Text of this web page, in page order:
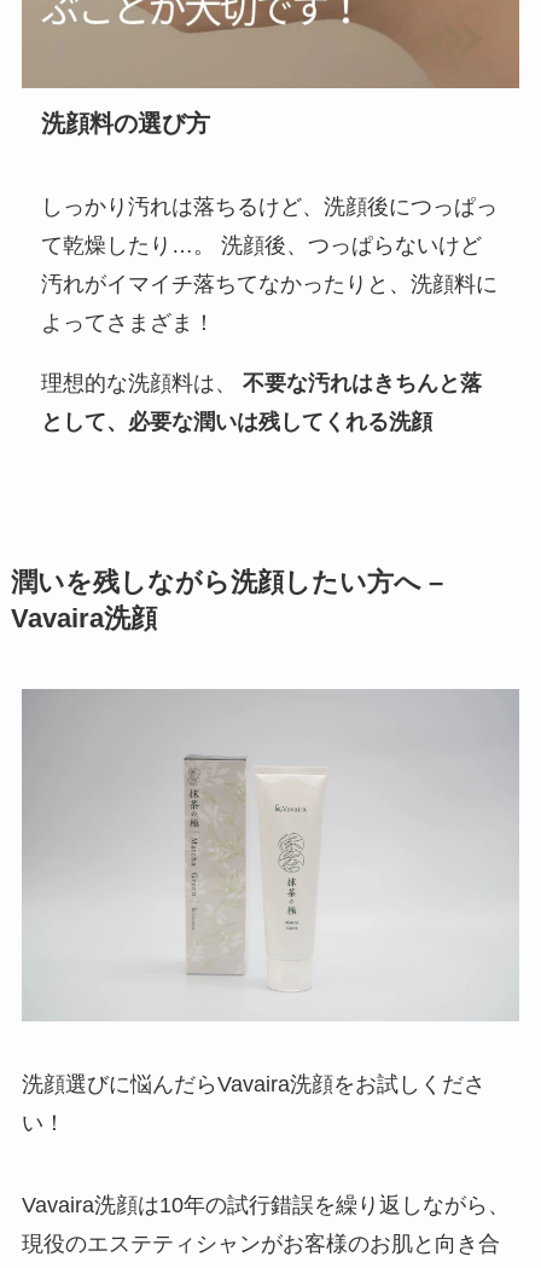
洗顔料の選び方
しっかり汚れは落ちるけど、洗顔後につっぱっ
て乾燥したり…。 洗顔後、つっぱらないけど
汚れがイマイチ落ちてなかったりと、洗顔料に
よってさまざま！
理想的な洗顔料は、不要な汚れはきちんと落
として、必要な潤いは残してくれる洗顔
潤いを残しながら洗顔したい方へ –
Vavaira洗顔
洗顔選びに悩んだらVavaira洗顔をお試しくださ
い！
Vavaira洗顔は10年の試行錯誤を繰り返しながら、
現役のエステティシャンがお客様のお肌と向き合